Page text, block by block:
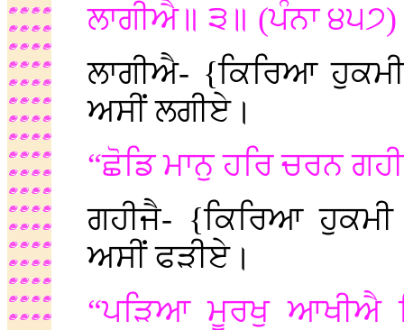
ਲਾਗੀਐ॥ ੩॥ (ਪੰਨਾ ੪੫੭)
ਲਾਗੀਐ- {ਕਿਰਿਆ
ਅਸੀਂ ਲਗੀਏ।
“ਛੋਡਿ ਮਾਨੁ ਹਰਿ ਚਰਨ
ਗਹੀਜੈ- {ਕਿਰਿਆ
ਅਸੀਂ ਫੜੀਏ।
“ਪੜਿਆ ਮੂਰਖੁ ਆਖੀਐ